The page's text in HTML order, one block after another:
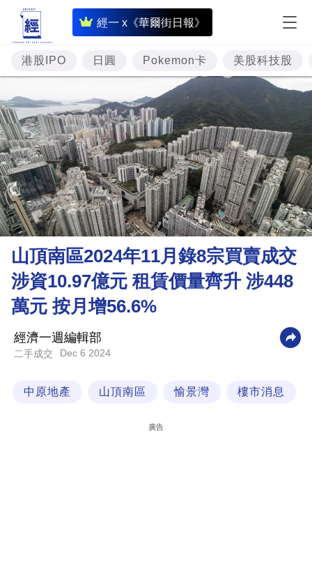
經一 x《華爾街日報》
即
時
財
經
專
題
投
資
樓
市
理
財
商
業
科
技
港股IPO 日圓 Pokemon卡 美股科技股
山頂南區2024年11月錄8宗買賣成交
涉資10.97億元 租賃價量齊升 涉448
萬元 按月增56.6%
經濟一週編輯部
二手成交 Dec 6 2024
中原地產 山頂南區 愉景灣 樓市消息
廣告